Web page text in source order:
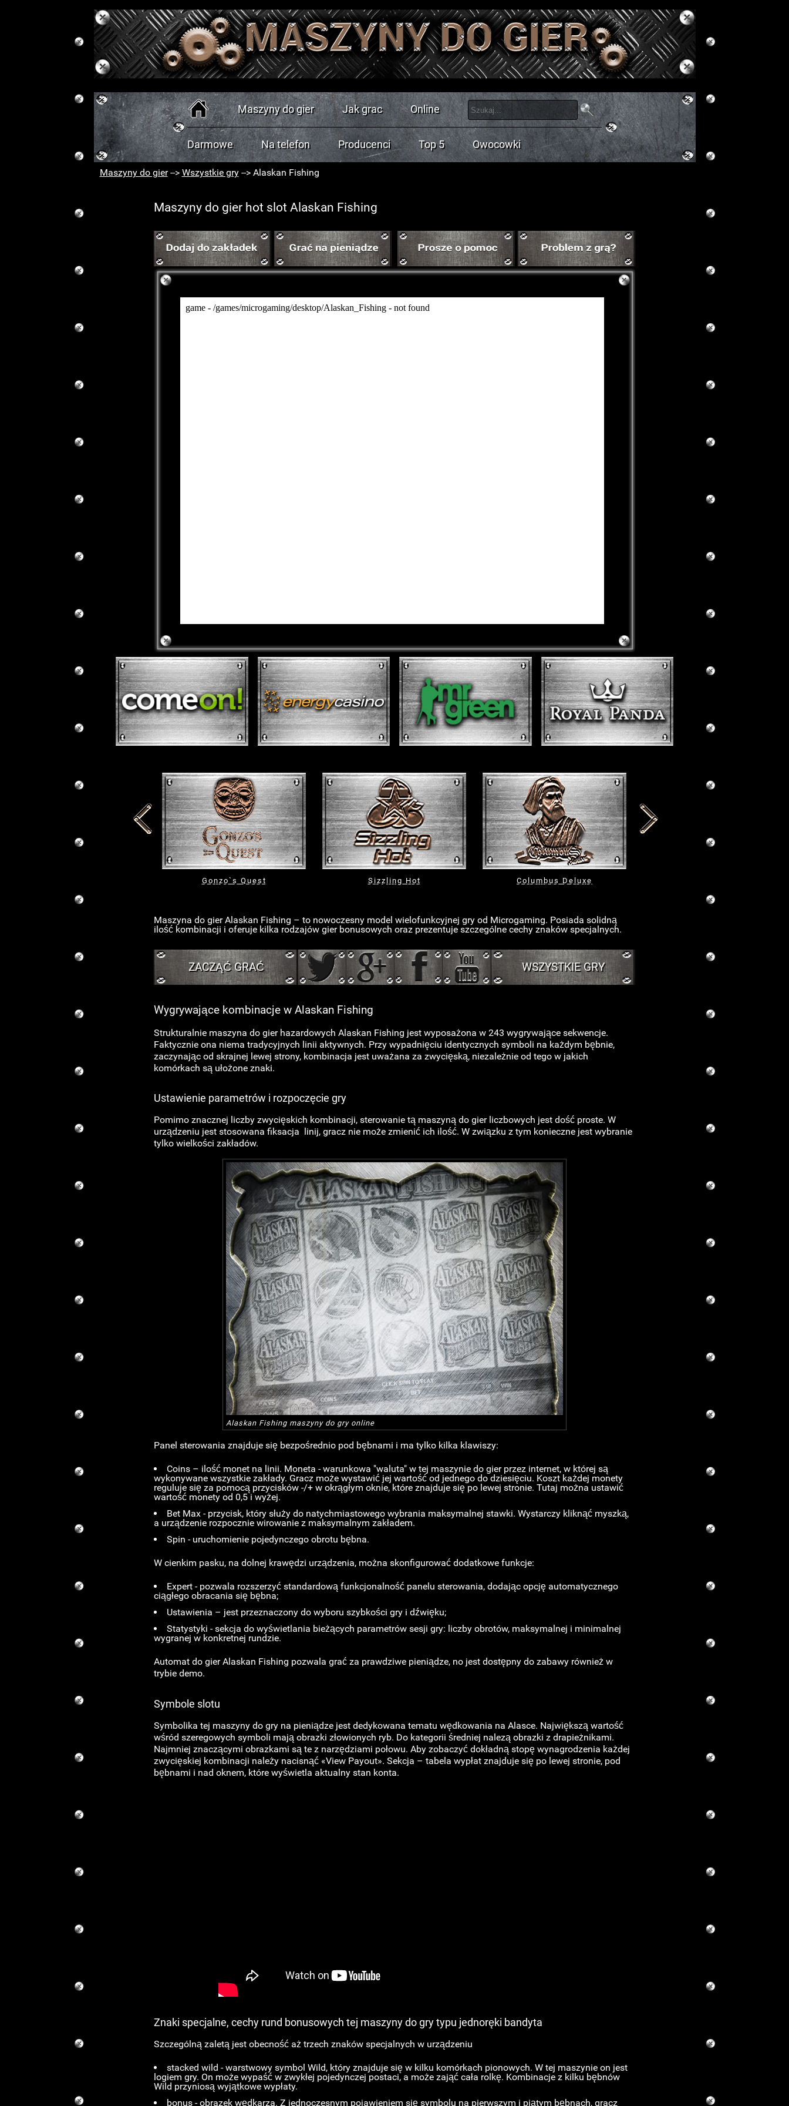
Maszyny do gier Jak grac Online
Darmowe Na telefon Producenci Top 5 Owocowki
Maszyny do gier--> Wszystkie gry--> Alaskan Fishing
Maszyny do gier hot slot Alaskan Fishing
Gonzo`s Quest Sizzling Hot Columbus Deluxe
Maszyna do gier Alaskan Fishing – to nowoczesny model wielofunkcyjnej gry od Microgaming. Posiada solidną
ilość kombinacji i oferuje kilka rodzajów gier bonusowych oraz prezentuje szczególne cechy znaków specjalnych.
ZACZĄĆ GRAĆ WSZYSTKIE GRY
Wygrywające kombinacje w Alaskan Fishing
Strukturalnie maszyna do gier hazardowych Alaskan Fishing jest wyposażona w 243 wygrywające sekwencje.
Faktycznie ona niema tradycyjnych linii aktywnych. Przy wypadnięciu identycznych symboli na każdym bębnie,
zaczynając od skrajnej lewej strony, kombinacja jest uważana za zwycięską, niezależnie od tego w jakich
komórkach są ułożone znaki.
Ustawienie parametrów i rozpoczęcie gry
Pomimo znacznej liczby zwycięskich kombinacji, sterowanie tą maszyną do gier liczbowych jest dość proste. W
urządzeniu jest stosowana fiksacja linij, gracz nie może zmienić ich ilość. W związku z tym konieczne jest wybranie
tylko wielkości zakładów.
Alaskan Fishing maszyny do gry online
Panel sterowania znajduje się bezpośrednio pod bębnami i ma tylko kilka klawiszy:
Coins – ilość monet na linii. Moneta - warunkowa "waluta" w tej maszynie do gier przez internet, w której są
wykonywane wszystkie zakłady. Gracz może wystawić jej wartość od jednego do dziesięciu. Koszt każdej monety
reguluje się za pomocą przycisków -/+ w okrągłym oknie, które znajduje się po lewej stronie. Tutaj można ustawić
wartość monety od 0,5 i wyżej.
Bet Max - przycisk, który służy do natychmiastowego wybrania maksymalnej stawki. Wystarczy kliknąć myszką,
a urządzenie rozpocznie wirowanie z maksymalnym zakładem.
Spin - uruchomienie pojedynczego obrotu bębna.
W cienkim pasku, na dolnej krawędzi urządzenia, można skonfigurować dodatkowe funkcje:
Expert - pozwala rozszerzyć standardową funkcjonalność panelu sterowania, dodając opcję automatycznego
ciągłego obracania się bębna;
Ustawienia – jest przeznaczony do wyboru szybkości gry i dźwięku;
Statystyki - sekcja do wyświetlania bieżących parametrów sesji gry: liczby obrotów, maksymalnej i minimalnej
wygranej w konkretnej rundzie.
Automat do gier Alaskan Fishing pozwala grać za prawdziwe pieniądze, no jest dostępny do zabawy również w
trybie demo.
Symbole slotu
Symbolika tej maszyny do gry na pieniądze jest dedykowana tematu wędkowania na Alasce. Największą wartość
wśród szeregowych symboli mają obrazki złowionych ryb. Do kategorii średniej nalezą obrazki z drapieżnikami.
Najmniej znaczącymi obrazkami są te z narzędziami połowu. Aby zobaczyć dokładną stopę wynagrodzenia każdej
zwycięskiej kombinacji należy nacisnąć «View Payout». Sekcja – tabela wypłat znajduje się po lewej stronie, pod
bębnami i nad oknem, które wyświetla aktualny stan konta.
Znaki specjalne, cechy rund bonusowych tej maszyny do gry typu jednoręki bandyta
Szczególną zaletą jest obecność aż trzech znaków specjalnych w urządzeniu
stacked wild - warstwowy symbol Wild, który znajduje się w kilku komórkach pionowych. W tej maszynie on jest
logiem gry. On może wypaść w zwykłej pojedynczej postaci, a może zająć cała rolkę. Kombinacje z kilku bębnów
Wild przyniosą wyjątkowe wypłaty.
bonus - obrazek wędkarza. Z jednoczesnym pojawieniem się symbolu na pierwszym i piątym bębnach, gracz